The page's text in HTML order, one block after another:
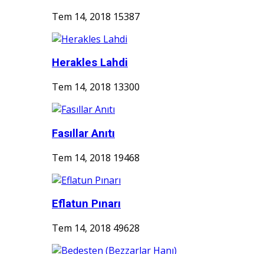
Tem 14, 2018 15387
Herakles Lahdi
Tem 14, 2018 13300
Fasıllar Anıtı
Tem 14, 2018 19468
Eflatun Pınarı
Tem 14, 2018 49628